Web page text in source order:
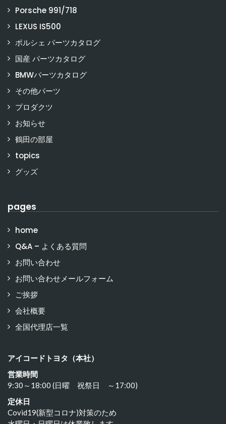
Porsche 991/718
LEXUS IS500
ポルシェ パーツカタログ
国産 パーツカタログ
BMWパーツカタログ
その他パーツ
プロダクツ
お知らせ
鶴田の部屋
topics
グッズ
pages
home
Q&A – よくある質問
お問い合わせ
お問い合わせメールフォーム
ご挨拶
会社概要
全国代理店一覧
アイコードトヨタ（本社）
営業時間
9:30～18:00 (日曜 祝祭日 ～17:00)
定休日
Covid19(新型コロナ)対策のため